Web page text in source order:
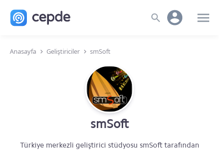
Anasayfa Geliştiriciler smSoft
smSoft
Türkiye merkezli geliştirici stüdyosu smSoft tarafından